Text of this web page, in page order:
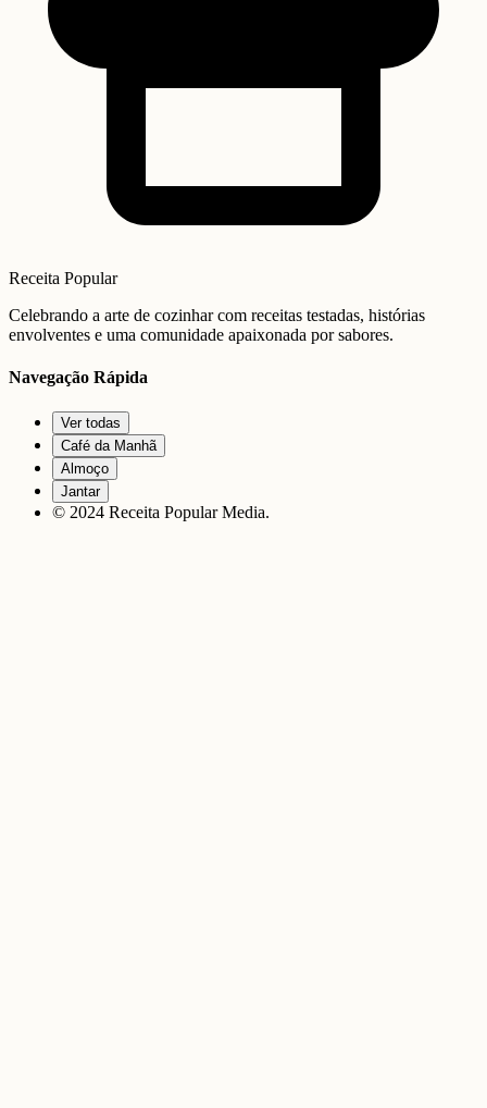
Receita Popular
Celebrando a arte de cozinhar com receitas testadas, histórias
envolventes e uma comunidade apaixonada por sabores.
Navegação Rápida
Ver todas
Café da Manhã
Almoço
Jantar
© 2024 Receita Popular Media.